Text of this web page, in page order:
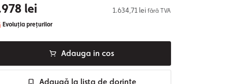
lei 1.634,71 lei fără TVA
Evoluția prețurilor
Adauga in cos
Adaugă la lista de dorințe